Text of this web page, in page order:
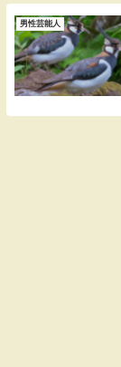
男性芸能人